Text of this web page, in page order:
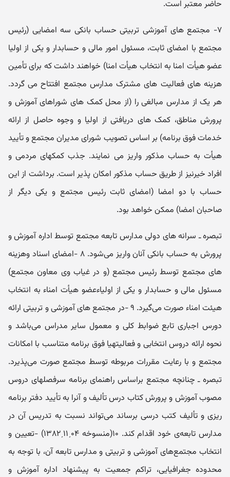
حاضر معتبر است.
۷- مجتمع های آموزشی تربیتی حساب بانکی سه امضایی (رئیس
مجتمع با امضای ثابت، مسئول امور مالی و حسابدار و یکی از اولیا
عضو هیأت امنا به انتخاب هیأت امنا) خواهند داشت که برای تأمین
هزینه های فعالیت های مشترک مدارس مجتمع افتتاح می گردد.
هر یک از مدارس مبالغی را (از محل کمک های شوراهای آموزش و
پرورش مناطق، کمک های دریافتی از اولیا و وجوه حاصل از ارائه
خدمات فوق برنامه) بر اساس تصویب شورای مدیران مجتمع و تأیید
هیأت به حساب مذکور واریز می نمایند. جذب کمکهای مردمی و
افراد خیرنیز از طریق حساب مذکور امکان پذیر است. برداشت از این
حساب با دو امضا (امضای ثابت رئیس مجتمع و یکی دیگر از
صاحبان امضا) ممکن خواهد بود.
تبصره ـ سرانه های دولی مدارس تابعه مجتمع توسط اداره آموزش و
پرورش به حساب بانکی آنان واریز می‌شود. ۸ -امضای اسناد وهزینه
های مجتمع توسط رئیس مجتمع (و در غیاب وی معاون مجتمع)
مسئول مالی و حسابدار و یکی از اولیاء‌عضو هیأت امناء به انتخاب
هیئت امناء صورت می‌گیرد. ۹ -در مجتمع های آموزشی و تربیتی ارائه
دورس اجباری تابع ضوابط کلی و معمول سایر مدراس می‌باشد و
نحوه ارائه دروس انتخابی و فعالیتهیا فوق برنامه متناسب با امکانات
مجتمع و با رعایت مقررات مربوطه توسط مجتمع صورت می‌پذیرد.
تبصره ـ چنانچه مجتمع براساس راهنمای برنامه سرفصلهای دروس
مصوب آموزش و پرورش کتاب درس تألیف و آنرا به تأیید دفتر برنامه
ریزی و تألیف کتب درسی برساند می‌تواند نسبت به تدریس آن در
مدارس تابعه‌ی خود اقدام کند. ۱۰(منسوخه ۰۴ˏ۱۱ˏ۱۳۸۲) -تعیین و
انتخاب مجتمع‌های آموزشی و تربیتی و مدارس تابعه آن، با توجه به
محدوده جغرافیایی، تراکم جمعیت به پیشنهاد اداره آموزش و